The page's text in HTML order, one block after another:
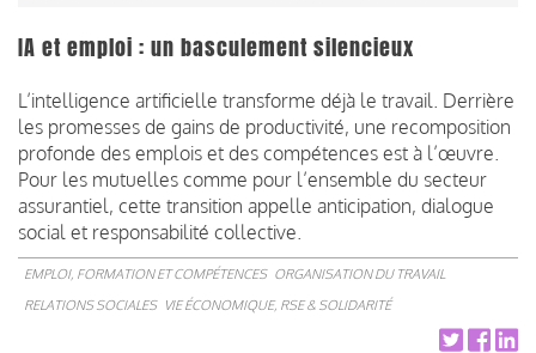
IA et emploi : un basculement silencieux
L’intelligence artificielle transforme déjà le travail. Derrière
les promesses de gains de productivité, une recomposition
profonde des emplois et des compétences est à l’œuvre.
Pour les mutuelles comme pour l’ensemble du secteur
assurantiel, cette transition appelle anticipation, dialogue
social et responsabilité collective.
EMPLOI, FORMATION ET COMPÉTENCES ORGANISATION DU TRAVAIL
RELATIONS SOCIALES VIE ÉCONOMIQUE, RSE & SOLIDARITÉ